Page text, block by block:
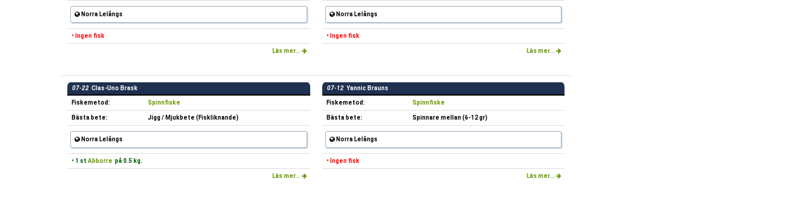
Norra Lelångs
• Ingen fisk
Läs mer...
Norra Lelångs
• Ingen fisk
Läs mer...
07-22 Clas-Uno Brask
Fiskemetod: Spinnfiske
Bästa bete: Jigg / Mjukbete (Fiskliknande)
Norra Lelångs
• 1 st Abborre på 0.5 kg.
Läs mer...
07-12 Yannic Brauns
Fiskemetod: Spinnfiske
Bästa bete: Spinnare mellan (6-12 gr)
Norra Lelångs
• Ingen fisk
Läs mer...